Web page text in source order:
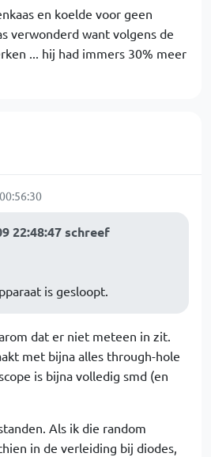
en koelde voor geen
verwonderd want volgens de
... hij had immers 30% meer
22:48:47 schreef
is gesloopt.
dat er niet meteen in zit.
met bijna alles through-hole
is bijna volledig smd (en
Als ik die random
in de verleiding bij diodes,